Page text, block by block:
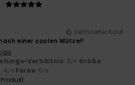
Verifizierter Kauf
einer coolen Mütze!!
Verhältnis: 5/5 Größe:
: 4/5 Farbe: 5/5